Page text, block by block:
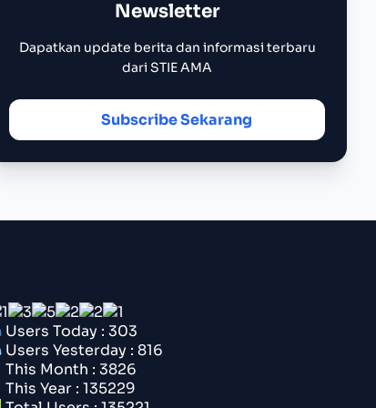
Newsletter
Dapatkan update berita dan informasi terbaru
dari STIE AMA
Subscribe Sekarang
Users Today : 303
Users Yesterday : 816
This Month : 3826
This Year : 135229